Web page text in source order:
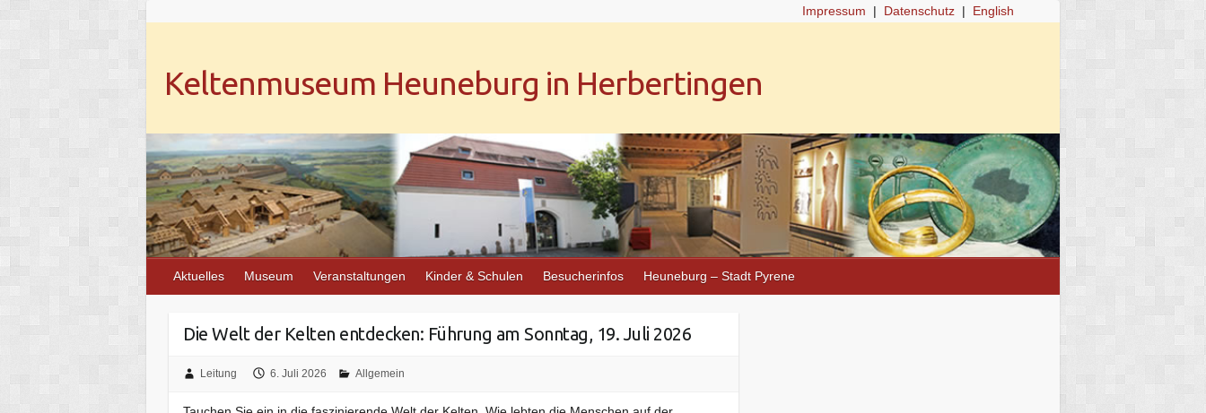
Impressum | Datenschutz | English
Keltenmuseum Heuneburg in Herbertingen
Aktuelles Museum Veranstaltungen Kinder & Schulen Besucherinfos Heuneburg – Stadt Pyrene
Die Welt der Kelten entdecken: Führung am Sonntag, 19. Juli 2026
Leitung 6. Juli 2026 Allgemein